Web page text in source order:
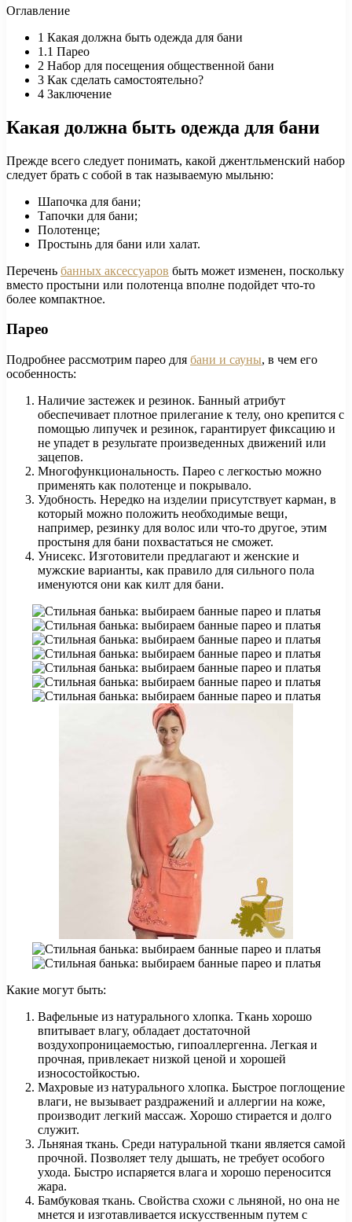
Оглавление
1 Какая должна быть одежда для бани
1.1 Парео
2 Набор для посещения общественной бани
3 Как сделать самостоятельно?
4 Заключение
Какая должна быть одежда для бани
Прежде всего следует понимать, какой джентльменский набор
следует брать с собой в так называемую мыльню:
Шапочка для бани;
Тапочки для бани;
Полотенце;
Простынь для бани или халат.
Перечень банных аксессуаров быть может изменен, поскольку
вместо простыни или полотенца вполне подойдет что-то
более компактное.
Парео
Подробнее рассмотрим парео для бани и сауны, в чем его
особенность:
Наличие застежек и резинок. Банный атрибут
обеспечивает плотное прилегание к телу, оно крепится с
помощью липучек и резинок, гарантирует фиксацию и
не упадет в результате произведенных движений или
зацепов.
Многофункциональность. Парео с легкостью можно
применять как полотенце и покрывало.
Удобность. Нередко на изделии присутствует карман, в
который можно положить необходимые вещи,
например, резинку для волос или что-то другое, этим
простыня для бани похвастаться не сможет.
Унисекс. Изготовители предлагают и женские и
мужские варианты, как правило для сильного пола
именуются они как килт для бани.
Какие могут быть:
Вафельные из натурального хлопка. Ткань хорошо
впитывает влагу, обладает достаточной
воздухопроницаемостью, гипоаллергенна. Легкая и
прочная, привлекает низкой ценой и хорошей
износостойкостью.
Махровые из натурального хлопка. Быстрое поглощение
влаги, не вызывает раздражений и аллергии на коже,
производит легкий массаж. Хорошо стирается и долго
служит.
Льняная ткань. Среди натуральной ткани является самой
прочной. Позволяет телу дышать, не требует особого
ухода. Быстро испаряется влага и хорошо переносится
жара.
Бамбуковая ткань. Свойства схожи с льняной, но она не
мнется и изготавливается искусственным путем с